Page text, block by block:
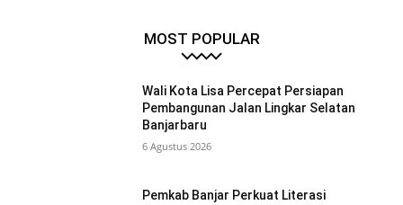
MOST POPULAR
Wali Kota Lisa Percepat Persiapan
Pembangunan Jalan Lingkar Selatan
Banjarbaru
6 Agustus 2026
Pemkab Banjar Perkuat Literasi